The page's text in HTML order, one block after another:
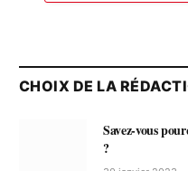
CHOIX DE LA
Savez-vous
?